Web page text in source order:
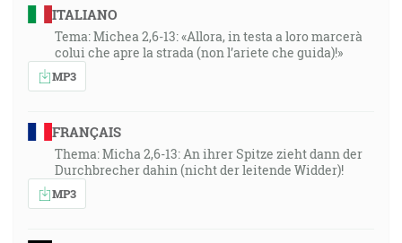
ITALIANO
Tema: Michea 2,6-13: «Allora, in testa a loro marcerà
colui che apre la strada (non l’ariete che guida)!»
MP3
FRANÇAIS
Thema: Micha 2,6-13: An ihrer Spitze zieht dann der
Durchbrecher dahin (nicht der leitende Widder)!
MP3